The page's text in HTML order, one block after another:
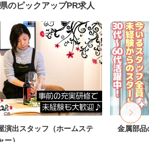
のピックアップPR求人
演出スタッフ（ホームステ
ー）
金属部品